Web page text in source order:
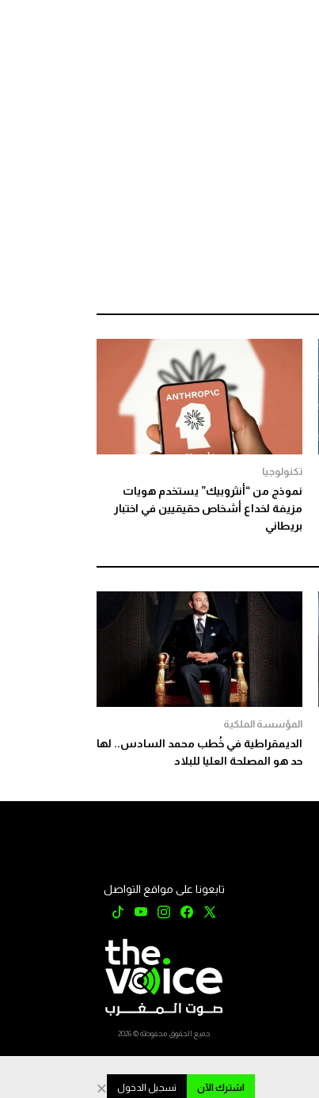
تكنولوجيا
نموذج من “أنثروبيك” يستخدم هويات
مزيفة لخداع أشخاص حقيقيين في اختبار
بريطاني
المؤسسة الملكية
الديمقراطية في خُطب محمد السادس.. لها
حد هو المصلحة العليا للبلاد
اشترك الآن تسجيل الدخول ×
تابعونا على مواقع التواصل
جميع الحقوق محفوظة © 2026